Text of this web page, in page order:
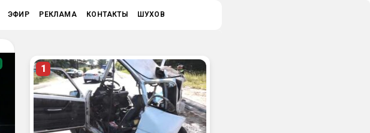
ЭФИР РЕКЛАМА КОНТАКТЫ ШУХОВ